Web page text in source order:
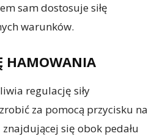
sam dostosuje siłę
warunków.
HAMOWANIA
regulację siły
za pomocą przycisku na
się obok pedału